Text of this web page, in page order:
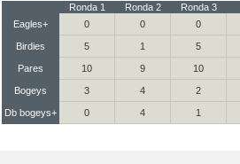
Ronda 1 Ronda 2 Ronda 3
Eagles+
0 0 0
Birdies 5 1 5
Pares 10 9 10
Bogeys 3 4 2
Db bogeys+ 0 4 1